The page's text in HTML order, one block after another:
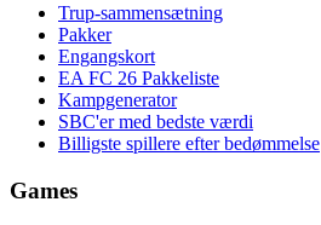
Trup-sammensætning
Pakker
Engangskort
EA FC 26 Pakkeliste
Kampgenerator
SBC'er med bedste værdi
Billigste spillere efter bedømmelse
Games